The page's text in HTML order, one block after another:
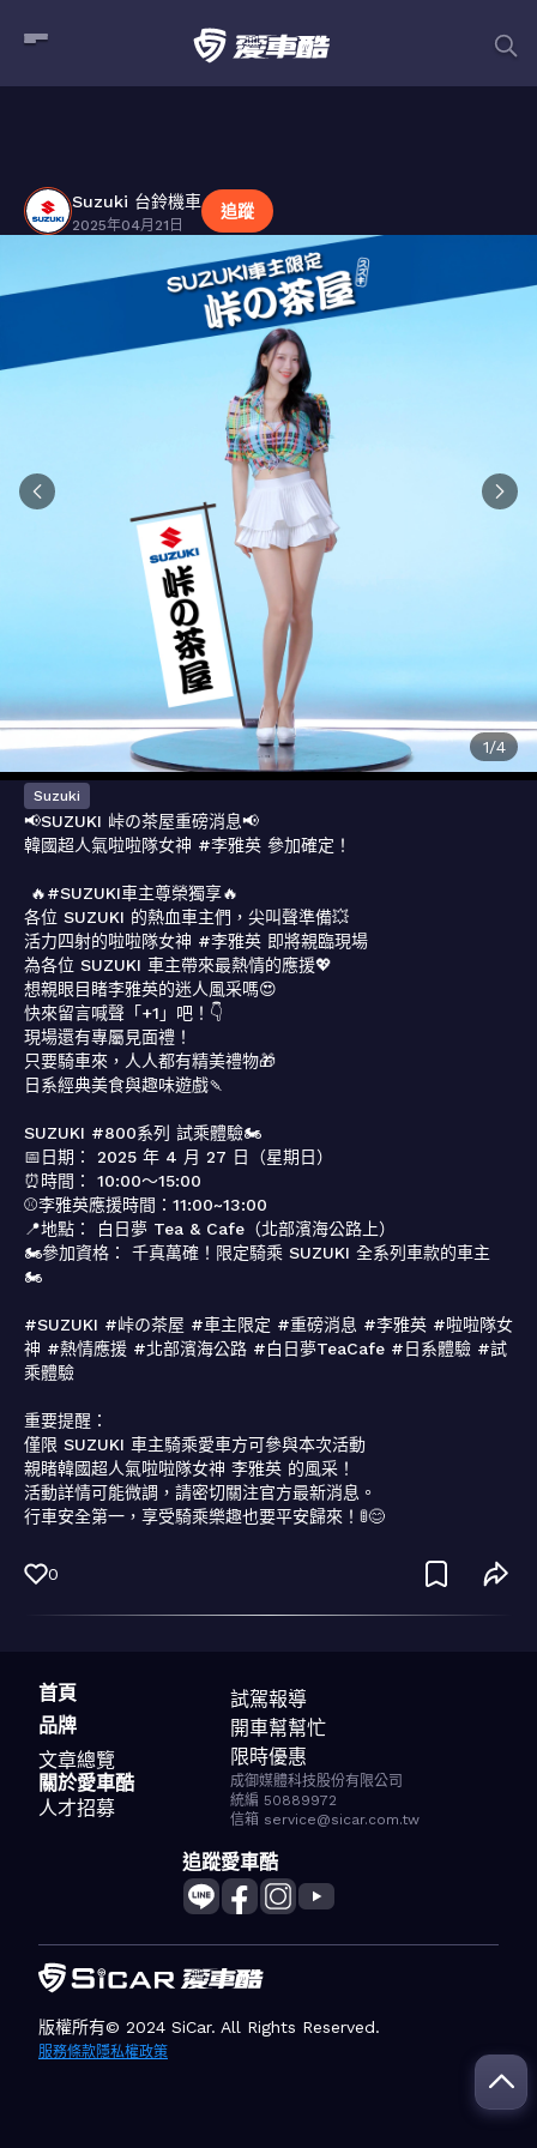
貼文
Suzuki 台鈴機車
2025年04月21日
追蹤
1/4
Suzuki
📢SUZUKI 峠の茶屋重磅消息📢
韓國超人氣啦啦隊女神 #李雅英 參加確定！
各位 SUZUKI 的熱血車主們，尖叫聲準備💥
活力四射的啦啦隊女神 #李雅英 即將親臨現場
為各位 SUZUKI 車主帶來最熱情的應援💖
想親眼目睹李雅英的迷人風采嗎😍
快來留言喊聲「+1」吧！👇
現場還有專屬見面禮！
只要騎車來，人人都有精美禮物🎁
日系經典美食與趣味遊戲🍡
SUZUKI #800系列 試乘體驗🏍️
📅日期： 2025 年 4 月 27 日（星期日）
⏰時間： 10:00～15:00
⚾李雅英應援時間：11:00~13:00
📍地點： 白日夢 Tea & Cafe（北部濱海公路上）
🏍️參加資格： 千真萬確！限定騎乘 SUZUKI 全系列車款的車主
🏍️
#SUZUKI #峠の茶屋 #車主限定 #重磅消息 #李雅英 #啦啦隊女
神 #熱情應援 #北部濱海公路 #白日夢TeaCafe #日系體驗 #試
乘體驗
重要提醒：
僅限 SUZUKI 車主騎乘愛車方可參與本次活動
親睹韓國超人氣啦啦隊女神 李雅英 的風采！
活動詳情可能微調，請密切關注官方最新消息。
行車安全第一，享受騎乘樂趣也要平安歸來！🚦😊
0
首頁
品牌
文章總覽
試駕報導
開車幫幫忙
限時優惠
關於愛車酷
人才招募
成御媒體科技股份有限公司
統編 50889972
信箱 service@sicar.com.tw
追蹤愛車酷
版權所有© 2024 SiCar. All Rights Reserved.
服務條款隱私權政策